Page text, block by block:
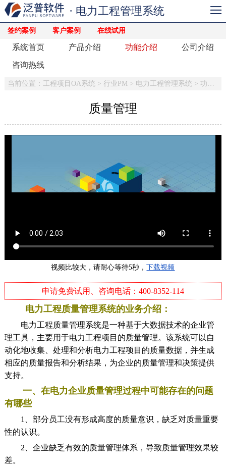
签约案例 客户案例 在线试用
· 电力工程管理系统
系统首页 产品介绍 功能介绍 公司介绍
咨询热线
当前位置： 工程项目OA系统 > 行业PM> 电力工程管理系统 > 功能介绍
质量管理
视频比较大，请耐心等待5秒，下载视频
申请免费试用、咨询电话：400-8352-114
电力工程质量管理系统的业务介绍：
电力工程质量管理系统是一种基于大数据技术的企业管
理工具，主要用于电力工程项目的质量管理。该系统可以自
动化地收集、处理和分析电力工程项目的质量数据，并生成
相应的质量报告和分析结果，为企业的质量管理和决策提供
支持。
一、在电力企业质量管理过程中可能存在的问题
有哪些
1、部分员工没有形成高度的质量意识，缺乏对质量重要
性的认识。
2、企业缺乏有效的质量管理体系，导致质量管理效果较
差。